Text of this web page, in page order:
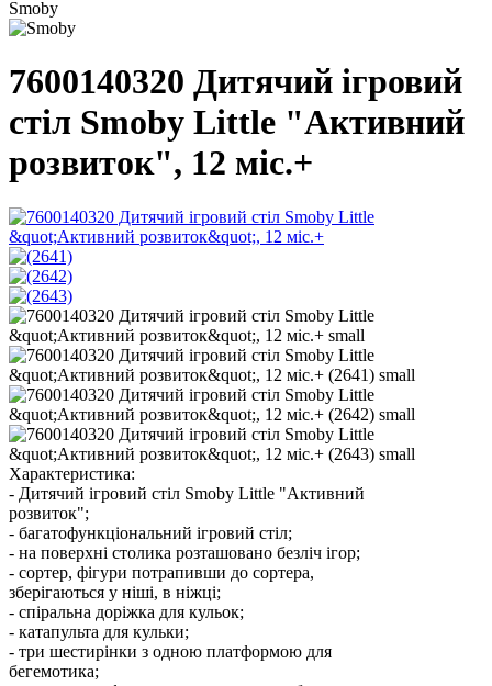
Smoby
7600140320 Дитячий ігровий
стіл Smoby Little "Активний
розвиток", 12 міс.+
Характеристика:
- Дитячий ігровий стіл Smoby Little "Активний
розвиток";
- багатофункціональний ігровий стіл;
- на поверхні столика розташовано безліч ігор;
- сортер, фігури потрапивши до сортера,
зберігаються у ніші, в ніжці;
- спіральна доріжка для кульок;
- катапульта для кульки;
- три шестирінки з одною платформою для
бегемотика;